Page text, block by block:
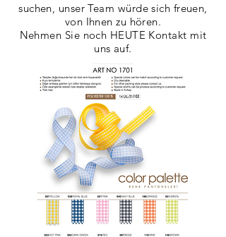
suchen, unser Team würde sich freuen,
von Ihnen zu hören.
Nehmen Sie noch HEUTE Kontakt mit
uns auf.